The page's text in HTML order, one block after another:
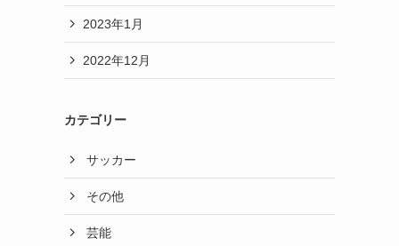
2023年1月
2022年12月
カテゴリー
サッカー
その他
芸能